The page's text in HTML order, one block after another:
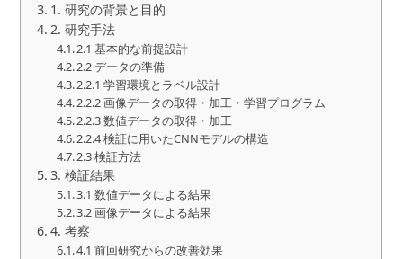
1. 研究の背景と目的
2. 研究手法
2.1 基本的な前提設計
2.2 データの準備
2.2.1 学習環境とラベル設計
2.2.2 画像データの取得・加工・学習プログラム
2.2.3 数値データの取得・加工
2.2.4 検証に用いたCNNモデルの構造
2.3 検証方法
3. 検証結果
3.1 数値データによる結果
3.2 画像データによる結果
4. 考察
4.1 前回研究からの改善効果